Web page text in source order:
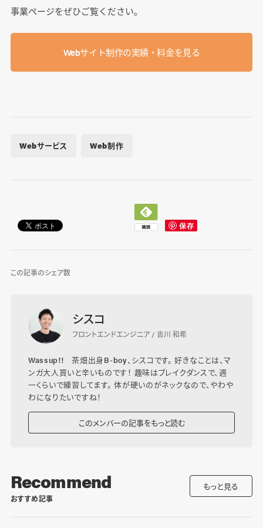
事業ぺージをぜひご覧ください。
Webサイト制作の実績・料金を見る
Webサービス Web制作
この記事のシェア数
シスコ
フロントエンドエンジニア / 吉川 和希
Wassup!! 茶畑出身B-boy、シスコです。 好きなことは、マ
ンガ大人買いと辛いものです！ 趣味はブレイクダンスで、週
一くらいで練習してます。 体が硬いのがネックなので、やわや
わになりたいですね！
このメンバーの記事をもっと読む
Recommend
おすすめ記事
もっと見る